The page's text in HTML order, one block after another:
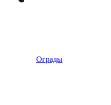
Ограды